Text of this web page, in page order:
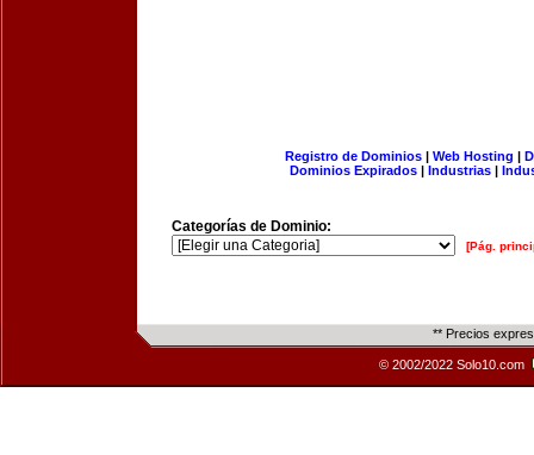
Registro de Dominios| Web Hosting |
Dominios Expirados | Industrias |
Categorías de Dominio:
[Pág.
** Precios
© 2002/2022 Solo10.com